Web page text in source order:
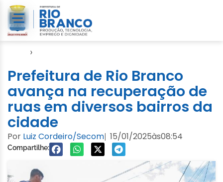
›
Prefeitura de Rio Branco
avança na recuperação de
ruas em diversos bairros da
cidade
Por Luiz Cordeiro/Secom| 15/01/2025às08:54
Compartilhe: